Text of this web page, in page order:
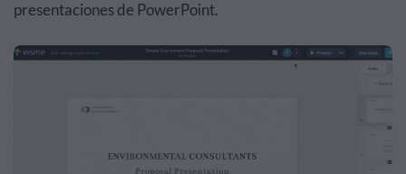
presentaciones de PowerPoint.